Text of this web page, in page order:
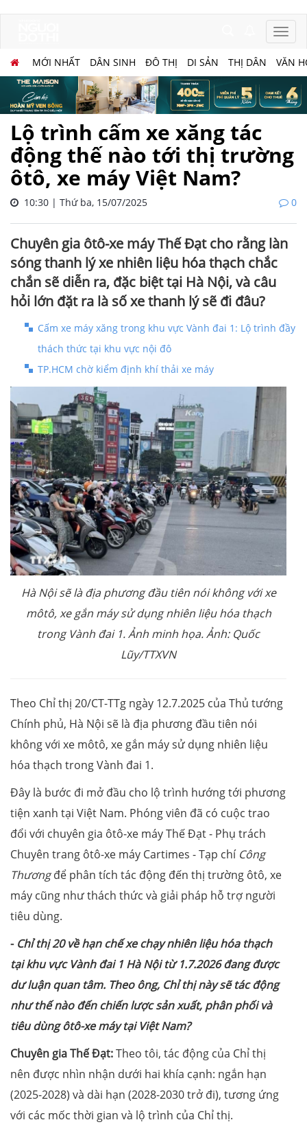
MỚI NHẤT DÂN SINH ĐÔ THỊ DI SẢN THỊ DÂN VĂN
Lộ trình cấm xe xăng tác
động thế nào tới thị trường
ôtô, xe máy Việt Nam?
10:30 | Thứ ba, 15/07/2025 0
Chuyên gia ôtô-xe máy Thế Đạt cho rằng làn
sóng thanh lý xe nhiên liệu hóa thạch chắc
chắn sẽ diễn ra, đặc biệt tại Hà Nội, và câu
hỏi lớn đặt ra là số xe thanh lý sẽ đi đâu?
Cấm xe máy xăng trong khu vực Vành đai 1: Lộ trình đầy
thách thức tại khu vực nội đô
TP.HCM chờ kiểm định khí thải xe máy
Hà Nội sẽ là địa phương đầu tiên nói không với xe
môtô, xe gắn máy sử dụng nhiên liệu hóa thạch
trong Vành đai 1.Ảnh minh họa. Ảnh: Quốc
Lũy/TTXVN
Theo Chỉ thị 20/CT-TTg ngày 12.7.2025 của Thủ tướng
Chính phủ, Hà Nội sẽ là địa phương đầu tiên nói
không với xe môtô, xe gắn máy sử dụng nhiên liệu
hóa thạch trong Vành đai 1.
Đây là bước đi mở đầu cho lộ trình hướng tới phương
tiện xanh tại Việt Nam. Phóng viên đã có cuộc trao
đổi với chuyên gia ôtô-xe máy Thế Đạt - Phụ trách
Chuyên trang ôtô-xe máy Cartimes - Tạp chí Công
Thươngđể phân tích tác động đến thị trường ôtô, xe
máy cũng như thách thức và giải pháp hỗ trợ người
tiêu dùng.
- Chỉ thị 20 về hạn chế xe chạy nhiên liệu hóa thạch
tại khu vực Vành đai 1 Hà Nội từ 1.7.2026 đang được
dư luận quan tâm. Theo ông, Chỉ thị này sẽ tác động
như thế nào đến chiến lược sản xuất, phân phối và
tiêu dùng ôtô-xe máy tại Việt Nam?
Chuyên gia Thế Đạt:Theo tôi, tác động của Chỉ thị
nên được nhìn nhận dưới hai khía cạnh: ngắn hạn
(2025-2028) và dài hạn (2028-2030 trở đi), tương ứng
với các mốc thời gian và lộ trình của Chỉ thị.